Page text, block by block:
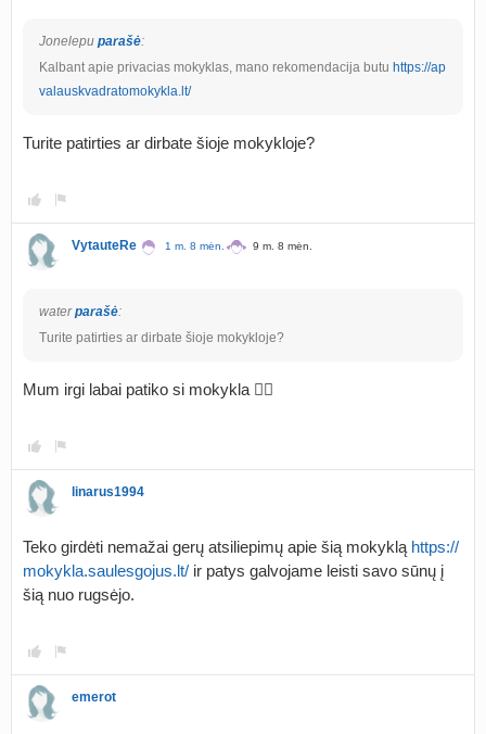
Jonelepu parašė:
Kalbant apie privacias mokyklas, mano rekomendacija butu https://ap
valauskvadratomokykla.lt/
Turite patirties ar dirbate šioje mokykloje?
VytauteRe 1 m. 8 mėn. 9 m. 8 mėn.
waterparašė:
Turite patirties ar dirbate šioje mokykloje?
Mum irgi labai patiko si mokykla 👌🏼
linarus1994
Teko girdėti nemažai gerų atsiliepimų apie šią mokyklą https://
mokykla.saulesgojus.lt/ ir patys galvojame leisti savo sūnų į
šią nuo rugsėjo.
emerot